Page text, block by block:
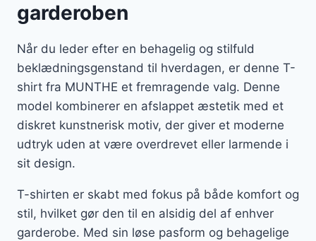
garderoben
Når du leder efter en behagelig og stilfuld
beklædningsgenstand til hverdagen, er denne T-
shirt fra MUNTHE et fremragende valg. Denne
model kombinerer en afslappet æstetik med et
diskret kunstnerisk motiv, der giver et moderne
udtryk uden at være overdrevet eller larmende i
sit design.
T-shirten er skabt med fokus på både komfort og
stil, hvilket gør den til en alsidig del af enhver
garderobe. Med sin løse pasform og behagelige